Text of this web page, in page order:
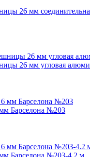
26 мм
26 мм угловая
Барселона №203
Барселона №203-4.2 м